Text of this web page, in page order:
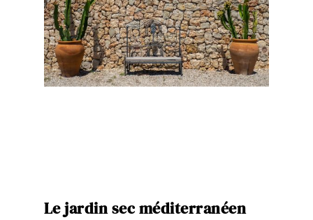
Le jardin sec méditerranéen